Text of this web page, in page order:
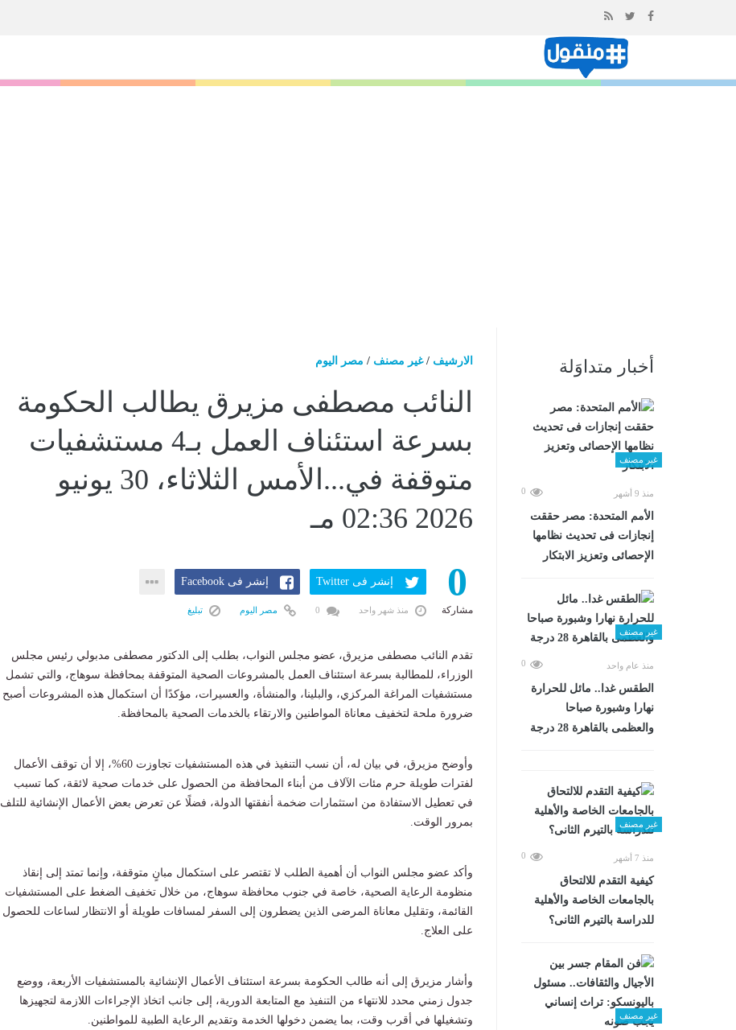
المحتوى
أخبار متداوَلة
غير مصنف
منذ 9 أشهر 0
الأمم المتحدة: مصر حققت
إنجازات فى تحديث نظامها
الإحصائى وتعزيز الابتكار
غير مصنف
منذ عام واحد 0
الطقس غدا.. مائل للحرارة
نهارا وشبورة صباحا
والعظمى بالقاهرة 28 درجة
غير مصنف
منذ 7 أشهر 0
كيفية التقدم للالتحاق
بالجامعات الخاصة والأهلية
للدراسة بالتيرم الثانى؟
غير مصنف
الارشيف /غير مصنف / مصر اليوم
النائب مصطفى مزيرق يطالب الحكومة
بسرعة استئناف العمل بـ4 مستشفيات
متوقفة في...الأمس الثلاثاء، 30 يونيو
2026 02:36 مـ
0
مشاركة
إنشر فى Twitter إنشر فى Facebook
منذ شهر واحد مصر اليوم تبليغ
تقدم النائب مصطفى مزيرق، عضو مجلس النواب، بطلب إلى الدكتور مصطفى مدبولي رئيس مجلس
الوزراء، للمطالبة بسرعة استئناف العمل بالمشروعات الصحية المتوقفة بمحافظة سوهاج، والتي تشمل
مستشفيات المراغة المركزي، والبلينا، والمنشأة، والعسيرات، مؤكدًا أن استكمال هذه المشروعات أصبح
ضرورة ملحة لتخفيف معاناة المواطنين والارتقاء بالخدمات الصحية بالمحافظة.
وأوضح مزيرق، في بيان له، أن نسب التنفيذ في هذه المستشفيات تجاوزت 60%، إلا أن توقف الأعمال
لفترات طويلة حرم مئات الآلاف من أبناء المحافظة من الحصول على خدمات صحية لائقة، كما تسبب
في تعطيل الاستفادة من استثمارات ضخمة أنفقتها الدولة، فضلًا عن تعرض بعض الأعمال الإنشائية للتلف
بمرور الوقت.
وأكد عضو مجلس النواب أن أهمية الطلب لا تقتصر على استكمال مبانٍ متوقفة، وإنما تمتد إلى إنقاذ
منظومة الرعاية الصحية، خاصة في جنوب محافظة سوهاج، من خلال تخفيف الضغط على المستشفيات
القائمة، وتقليل معاناة المرضى الذين يضطرون إلى السفر لمسافات طويلة أو الانتظار لساعات للحصول
على العلاج.
وأشار مزيرق إلى أنه طالب الحكومة بسرعة استئناف الأعمال الإنشائية بالمستشفيات الأربعة، ووضع
جدول زمني محدد للانتهاء من التنفيذ مع المتابعة الدورية، إلى جانب اتخاذ الإجراءات اللازمة لتجهيزها
وتشغيلها في أقرب وقت، بما يضمن دخولها الخدمة وتقديم الرعاية الطبية للمواطنين.